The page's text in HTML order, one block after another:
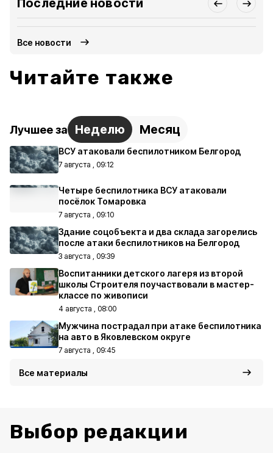
Последние новости
Все новости
Читайте также
Лучшее за Неделю Месяц
ВСУ атаковали беспилотником Белгород
7 августа , 09:12
Четыре беспилотника ВСУ атаковали
посёлок Томаровка
7 августа , 09:10
Здание соцобъекта и два склада загорелись
после атаки беспилотников на Белгород
3 августа , 09:39
Воспитанники детского лагеря из второй
школы Строителя поучаствовали в мастер-
классе по живописи
4 августа , 08:00
Мужчина пострадал при атаке беспилотника
на авто в Яковлевском округе
7 августа , 09:45
Все материалы
Выбор редакции